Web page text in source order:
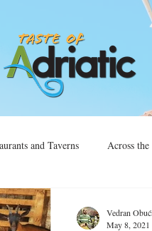
and Taverns Across
Preko Granice
Vedran
May 8, 2021